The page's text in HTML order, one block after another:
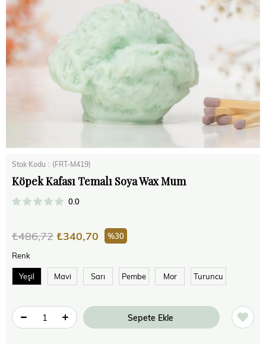
Stok Kodu (FRT-M419)
Köpek Kafası Temalı Soya Wax Mum
0.0
₺486,72 ₺340,70
30
Renk
Yeşil
Mavi Sarı Pembe Mor Turuncu